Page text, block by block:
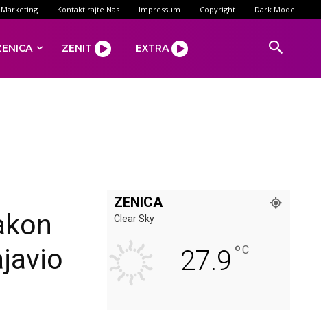
Marketing Kontaktirajte Nas Impressum Copyright Dark Mode
ZENIT EXTRA
ZENICA
Clear Sky
27.9 °C